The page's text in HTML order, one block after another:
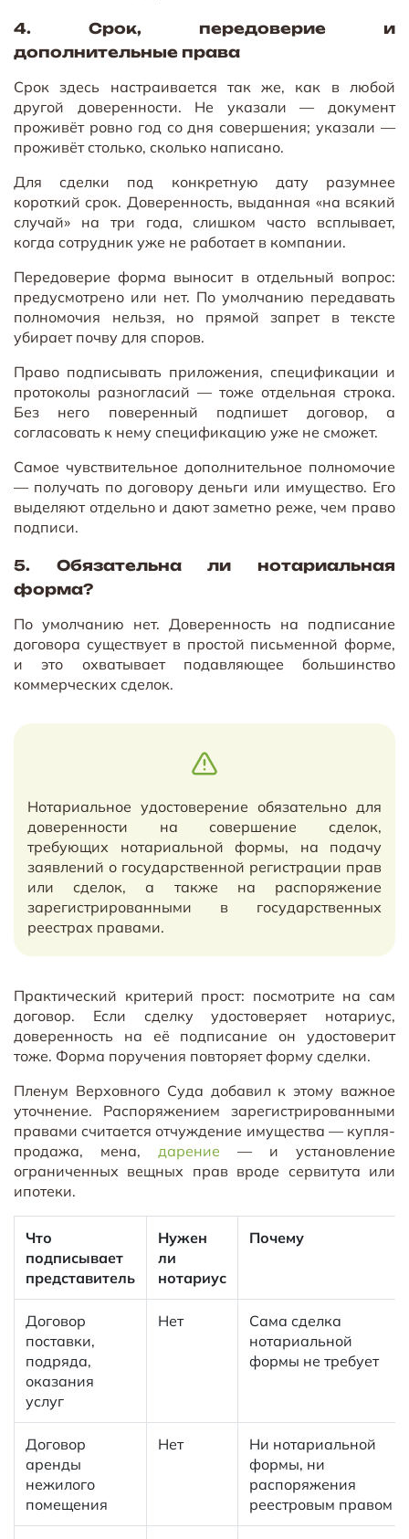
4. Срок, передоверие и
дополнительные права
Срок здесь настраивается так же, как в любой
другой доверенности. Не указали — документ
проживёт ровно год со дня совершения; указали —
проживёт столько, сколько написано.
Для сделки под конкретную дату разумнее
короткий срок. Доверенность, выданная «на всякий
случай» на три года, слишком часто всплывает,
когда сотрудник уже не работает в компании.
Передоверие форма выносит в отдельный вопрос:
предусмотрено или нет. По умолчанию передавать
полномочия нельзя, но прямой запрет в тексте
убирает почву для споров.
Право подписывать приложения, спецификации и
протоколы разногласий — тоже отдельная строка.
Без него поверенный подпишет договор, а
согласовать к нему спецификацию уже не сможет.
Самое чувствительное дополнительное полномочие
— получать по договору деньги или имущество. Его
выделяют отдельно и дают заметно реже, чем право
подписи.
5. Обязательна ли нотариальная
форма?
По умолчанию нет. Доверенность на подписание
договора существует в простой письменной форме,
и это охватывает подавляющее большинство
коммерческих сделок.
Нотариальное удостоверение обязательно для
доверенности на совершение сделок,
требующих нотариальной формы, на подачу
заявлений о государственной регистрации прав
или сделок, а также на распоряжение
зарегистрированными в государственных
реестрах правами.
Практический критерий прост: посмотрите на сам
договор. Если сделку удостоверяет нотариус,
доверенность на её подписание он удостоверит
тоже. Форма поручения повторяет форму сделки.
Пленум Верховного Суда добавил к этому важное
уточнение. Распоряжением зарегистрированными
правами считается отчуждение имущества — купля-
продажа, мена, дарение — и установление
ограниченных вещных прав вроде сервитута или
ипотеки.
Что
подписывает
представитель
Нужен
ли
нотариус
Почему
Договор
поставки,
подряда,
оказания
услуг
Нет
Сама сделка
нотариальной
формы не требует
Договор
аренды
нежилого
помещения
Нет
Ни нотариальной
формы, ни
распоряжения
реестровым правом